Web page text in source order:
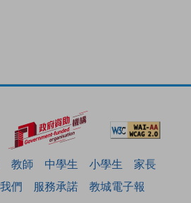
教師 中學生 小學生
家長
們 服務承諾 教城電子報